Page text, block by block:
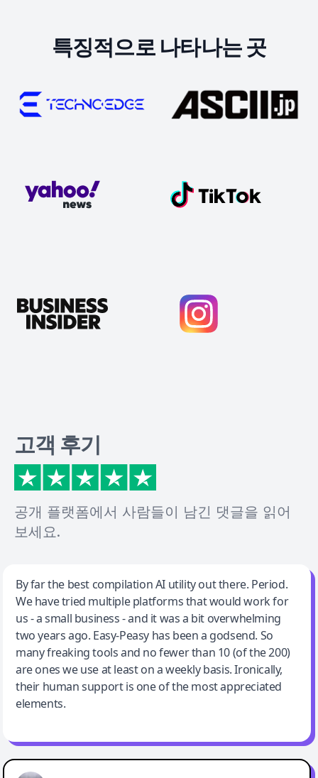
특징적으로 나타나는 곳
고객 후기
공개 플랫폼에서 사람들이 남긴 댓글을 읽어
보세요.
Jeff Wilson
By far the best compilation AI utility
By far the best compilation AI utility out there. Period.
We have tried multiple platforms that would work for
us - a small business - and it was a bit overwhelming
two years ago. Easy-Peasy has been a godsend. So
many freaking tools and no fewer than 10 (of the 200)
are ones we use at least on a weekly basis. Ironically,
their human support is one of the most appreciated
elements.